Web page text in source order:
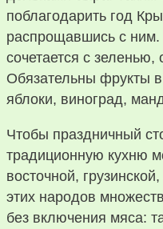
поблагодарить год
распрощавшись с ним.
сочетается с
Обязательны фрукты
яблоки, виноград,
Чтобы праздничный
традиционную кухню
восточной,
этих народов
без включения мяса: